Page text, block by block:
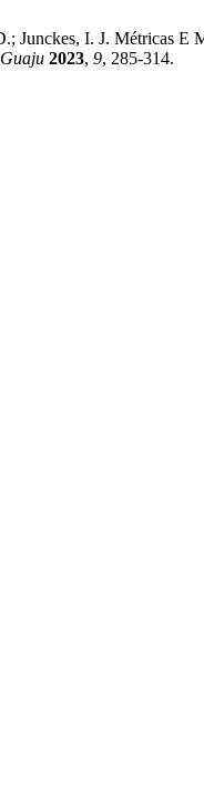
Junckes, I. J. Métricas
Guaju 2023, 9, 285-314.